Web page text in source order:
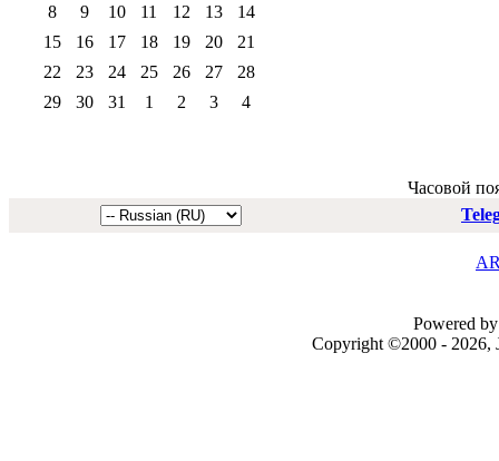
8
9 10 11 12 13
14
15
16 17 18 19 20
21
22
23 24 25 26 27
28
29
30 31 1 2 3 4
Часовой
Powered
Copyright ©2000 - 2026,